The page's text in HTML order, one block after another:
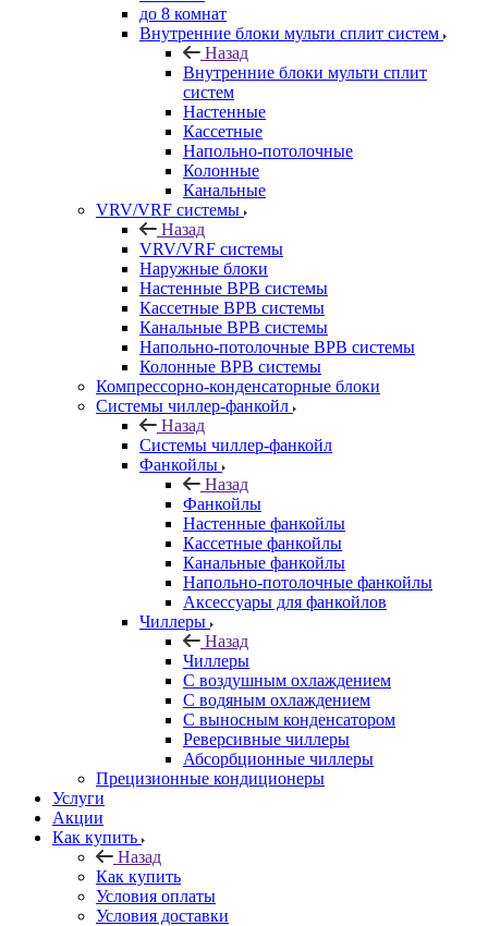
до 8 комнат
Внутренние блоки мульти сплит систем
Назад
Внутренние блоки мульти сплит
систем
Настенные
Кассетные
Напольно-потолочные
Колонные
Канальные
VRV/VRF системы
Назад
VRV/VRF системы
Наружные блоки
Настенные ВРВ системы
Кассетные ВРВ системы
Канальные ВРВ системы
Напольно-потолочные ВРВ системы
Колонные ВРВ системы
Компрессорно-конденсаторные блоки
Системы чиллер-фанкойл
Назад
Системы чиллер-фанкойл
Фанкойлы
Назад
Фанкойлы
Настенные фанкойлы
Кассетные фанкойлы
Канальные фанкойлы
Напольно-потолочные фанкойлы
Аксессуары для фанкойлов
Чиллеры
Назад
Чиллеры
С воздушным охлаждением
С водяным охлаждением
С выносным конденсатором
Реверсивные чиллеры
Абсорбционные чиллеры
Прецизионные кондиционеры
Услуги
Акции
Как купить
Назад
Как купить
Условия оплаты
Условия доставки